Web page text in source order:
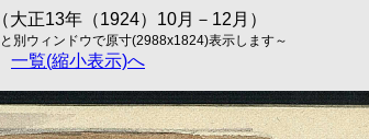
大正13年（1924）10月－12月）
別ウィンドウで原寸(2988x1824)表示します～
一覧(縮小表示)へ